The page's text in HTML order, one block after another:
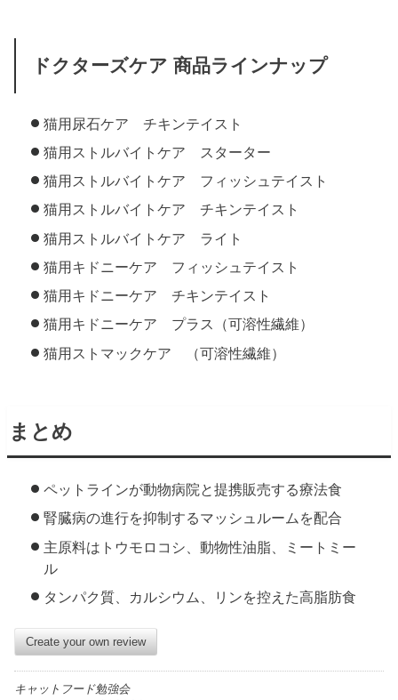
ドクターズケア 商品ラインナップ
猫用尿石ケア チキンテイスト
猫用ストルバイトケア スターター
猫用ストルバイトケア フィッシュテイスト
猫用ストルバイトケア チキンテイスト
猫用ストルバイトケア ライト
猫用キドニーケア フィッシュテイスト
猫用キドニーケア チキンテイスト
猫用キドニーケア プラス（可溶性繊維）
猫用ストマックケア （可溶性繊維）
まとめ
ペットラインが動物病院と提携販売する療法食
腎臓病の進行を抑制するマッシュルームを配合
主原料はトウモロコシ、動物性油脂、ミートミー
ル
タンパク質、カルシウム、リンを控えた高脂肪食
Create your own review
キャットフード勉強会